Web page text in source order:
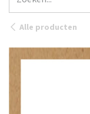
Alle producten